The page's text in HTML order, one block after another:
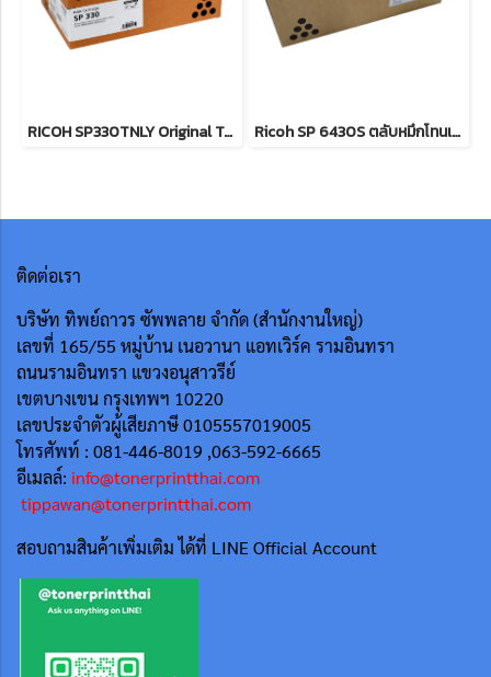
RICOH SP330TNLY Original Toner Cartridge (408279) ตลับหมึกโทนเนอร์ (สีดำ) ของแท้ ประกันศูนย์ Ricoh SP 6430S ตลับหมึกโทนเนอร์ สีดำ 10,000 แผ่น สินค้าของแท้ รับประกันศูนย์
ติดต่อเรา
บริษัท ทิพย์ถาวร ซัพพลาย จำกัด (สำนักงานใหญ่)
เลขที่ 165/55 หมู่บ้าน เนอวานา แอทเวิร์ค รามอินทรา
ถนนรามอินทรา แขวงอนุสาวรีย์
เขตบางเขน กรุงเทพฯ 10220
เลขประจำตัวผู้เสียภาษี 0105557019005
โทรศัพท์ : 081-446-8019 ,063-592-6665
อีเมลล์: info@tonerprintthai.com
tippawan@tonerprintthai.com
สอบถามสินค้าเพิ่มเติม ได้ที่ LINE Official Account